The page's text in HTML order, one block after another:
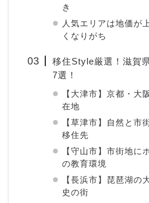
き
人気エリアは地価が
くなりがち
移住Style厳選！滋賀
7選！
【大津市】京都・大
在地
【草津市】自然と市
移住先
【守山市】市街地に
の教育環境
【長浜市】琵琶湖の
史の街